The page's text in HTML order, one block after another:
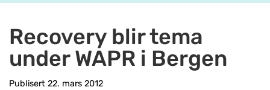
Recovery blir tema
under WAPR i Bergen
Publisert 22. mars 2012